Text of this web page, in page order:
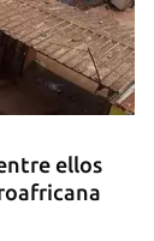
ellos